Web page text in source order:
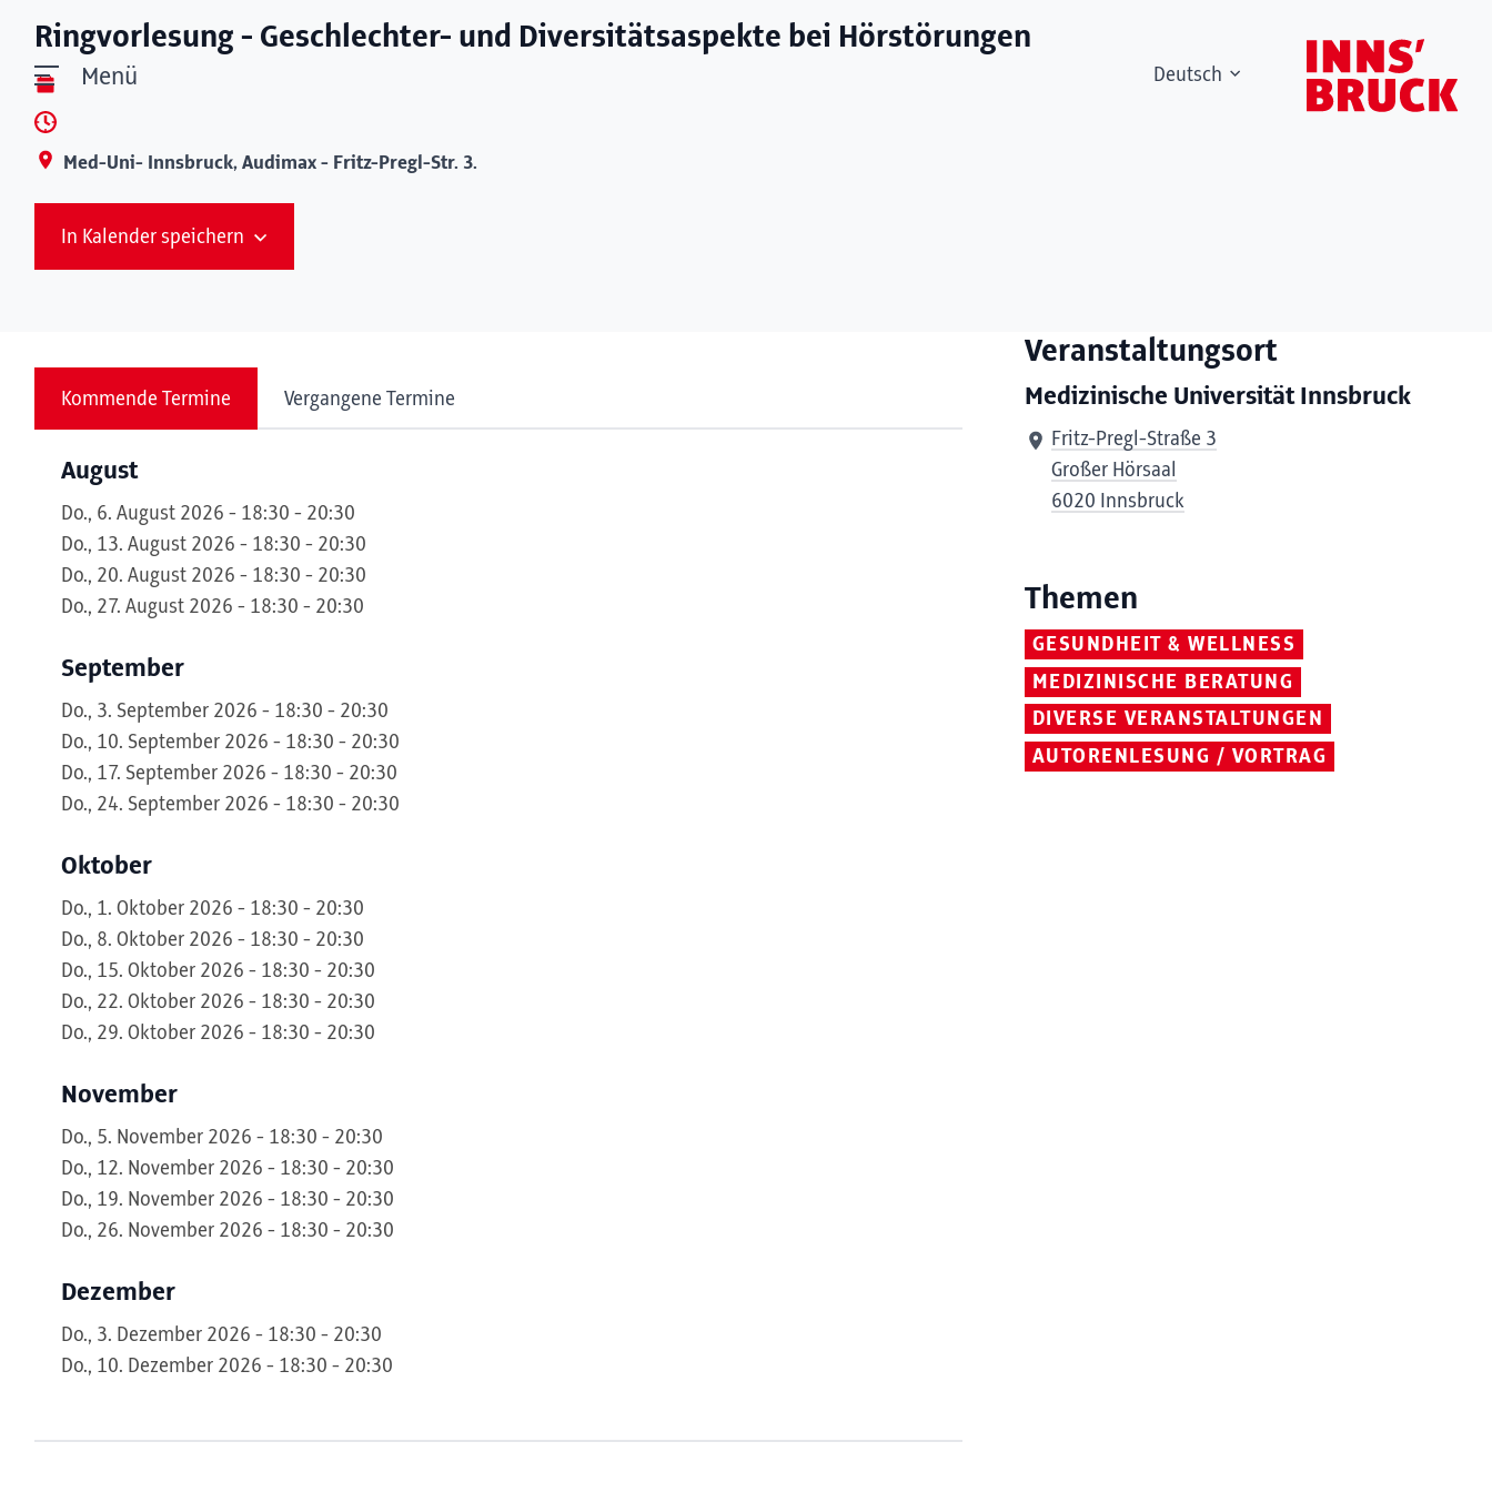
Menü Deutsch
Ringvorlesung - Geschlechter- und Diversitätsaspekte bei Hörstörungen
Med-Uni- Innsbruck, Audimax - Fritz-Pregl-Str. 3.
In Kalender speichern
Kommende Termine Vergangene Termine
August
Do., 6. August 2026 - 18:30 - 20:30
Do., 13. August 2026 - 18:30 - 20:30
Do., 20. August 2026 - 18:30 - 20:30
Do., 27. August 2026 - 18:30 - 20:30
September
Do., 3. September 2026 - 18:30 - 20:30
Do., 10. September 2026 - 18:30 - 20:30
Do., 17. September 2026 - 18:30 - 20:30
Do., 24. September 2026 - 18:30 - 20:30
Oktober
Do., 1. Oktober 2026 - 18:30 - 20:30
Do., 8. Oktober 2026 - 18:30 - 20:30
Do., 15. Oktober 2026 - 18:30 - 20:30
Do., 22. Oktober 2026 - 18:30 - 20:30
Do., 29. Oktober 2026 - 18:30 - 20:30
November
Do., 5. November 2026 - 18:30 - 20:30
Do., 12. November 2026 - 18:30 - 20:30
Do., 19. November 2026 - 18:30 - 20:30
Do., 26. November 2026 - 18:30 - 20:30
Dezember
Do., 3. Dezember 2026 - 18:30 - 20:30
Do., 10. Dezember 2026 - 18:30 - 20:30
Veranstaltungsort
Medizinische Universität Innsbruck
Fritz-Pregl-Straße 3
Großer Hörsaal
6020 Innsbruck
Themen
GESUNDHEIT & WELLNESS
MEDIZINISCHE BERATUNG
DIVERSE VERANSTALTUNGEN
AUTORENLESUNG / VORTRAG